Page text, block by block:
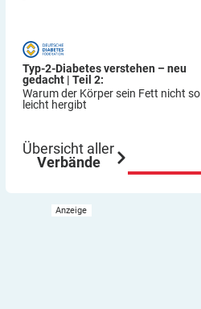
Typ-2-Diabetes verstehen – neu
gedacht | Teil 2:
Warum der Körper sein Fett nicht so
leicht hergibt
Übersicht aller
Verbände